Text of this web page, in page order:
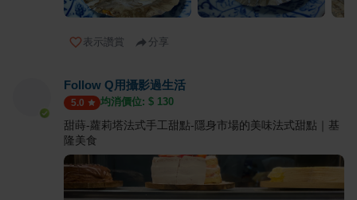
表示讚賞 分享
Follow Q用攝影過生活
5.0 均消價位: $ 130
甜蒔-蘿莉塔法式手工甜點-隱身市場的美味法式甜點｜基
隆美食